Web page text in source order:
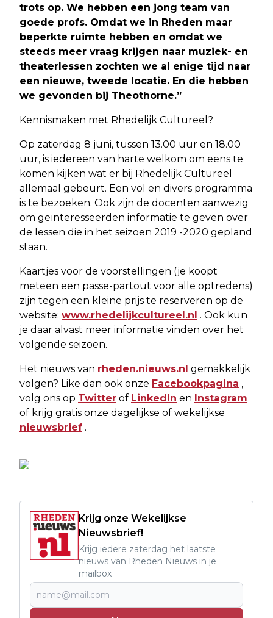
trots op. We hebben een jong team van
goede profs. Omdat we in Rheden maar
beperkte ruimte hebben en omdat we
steeds meer vraag krijgen naar muziek- en
theaterlessen zochten we al enige tijd naar
een nieuwe, tweede locatie. En die hebben
we gevonden bij Theothorne.”
Kennismaken met Rhedelijk Cultureel?
Op zaterdag 8 juni, tussen 13.00 uur en 18.00
uur, is iedereen van harte welkom om eens te
komen kijken wat er bij Rhedelijk Cultureel
allemaal gebeurt. Een vol en divers programma
is te bezoeken. Ook zijn de docenten aanwezig
om geïnteresseerden informatie te geven over
de lessen die in het seizoen 2019 -2020 gepland
staan.
Kaartjes voor de voorstellingen (je koopt
meteen een passe-partout voor alle optredens)
zijn tegen een kleine prijs te reserveren op de
website: www.rhedelijkcultureel.nl . Ook kun
je daar alvast meer informatie vinden over het
volgende seizoen.
Het nieuws van rheden.nieuws.nl gemakkelijk
volgen? Like dan ook onze Facebookpagina ,
volg ons op Twitter of LinkedIn en Instagram
of krijg gratis onze dagelijkse of wekelijkse
nieuwsbrief .
Krijg onze Wekelijkse
Nieuwsbrief!
Krijg iedere zaterdag het laatste
nieuws van Rheden Nieuws in je
mailbox